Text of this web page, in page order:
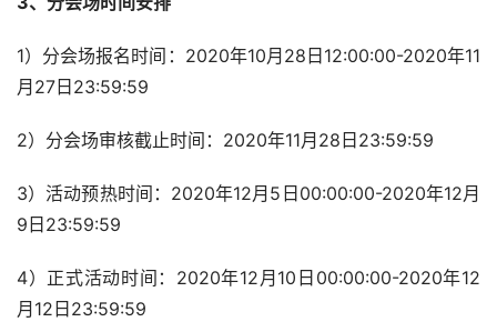
1）分会场报名时间：2020年10月28日12:00:00-2020年11
月27日23:59:59
2）分会场审核截止时间：2020年11月28日23:59:59
3）活动预热时间：2020年12月5日00:00:00-2020年12月
9日23:59:59
4）正式活动时间：2020年12月10日00:00:00-2020年12
月12日23:59:59